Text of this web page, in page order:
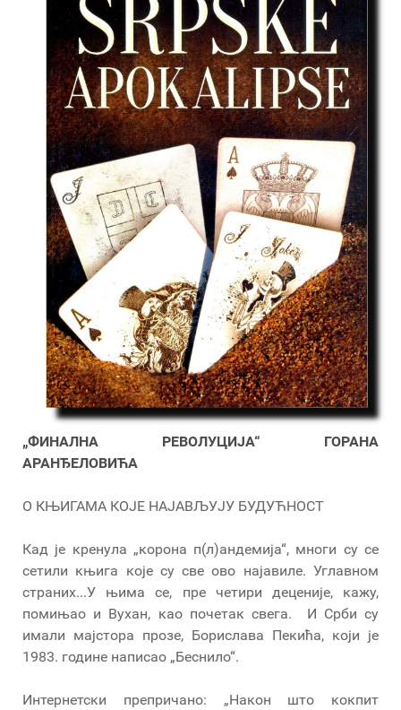
„ФИНАЛНА РЕВОЛУЦИЈА“ ГОРАНА
АРАНЂЕЛОВИЋА
О КЊИГАМА КОЈЕ НАЈАВЉУЈУ БУДУЋНОСТ
Кад је кренула „корона п(л)андемија“, многи су се
сетили књига које су све ово најавиле. Углавном
страних...У њима се, пре четири деценије, кажу,
помињао и Вухан, као почетак свега. И Срби су
имали мајстора прозе, Борислава Пекића, који је
1983. године написао „Беснило“.
Интернетски препричано: „Након што кокпит